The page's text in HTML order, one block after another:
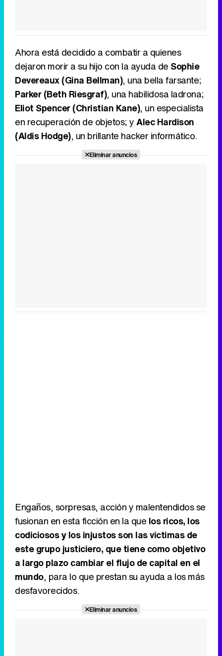
Ahora está decidido a combatir a quienes
dejaron morir a su hijo con la ayuda de Sophie
Devereaux (Gina Bellman), una bella farsante;
Parker (Beth Riesgraf), una habilidosa ladrona;
Eliot Spencer (Christian Kane), un especialista
en recuperación de objetos; yAlec Hardison
(Aldis Hodge), un brillante hacker informático.
Eliminar anuncios
Engaños, sorpresas, acción y malentendidos se
fusionan en esta ficción en la que los ricos, los
codiciosos y los injustos son las víctimas de
este grupo justiciero, que tiene como objetivo
a largo plazo cambiar el flujo de capital en el
mundo, para lo que prestan su ayuda a los más
desfavorecidos.
Eliminar anuncios